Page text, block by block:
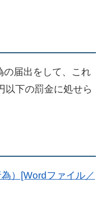
届出をして、これ
以下の罰金に処せら
）[Wordファイル／